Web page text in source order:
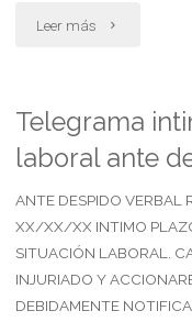
parental"
Leer más "Contesta
niega
categoría
errores
Telegrama
laboral ante
ANTE DESPIDO VERBAL
XX/XX/XX INTIMO
SITUACIÓN LABORAL.
INJURIADO Y
DEBIDAMENTE